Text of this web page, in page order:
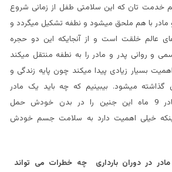
خدمت تان که این سلامتی طفل از زمانی شروع
با هم ملحق میشود و نطفه تشکیل میگردد و
عالم خلقت است و از آنجایکه این دو حجره
و روانی پدر و مادر را به نطفه منتقل میکند
بسیار زیادی پیدا میکند چون پایه زندگی و
میشود. بیبینیم که چه باید یک مادر
مخصوصآ بکند چون مادر 9 ماه این جنین را در بدن خودش حمل
خیلی اهمیت دارد به سلامت جسم خودش
در دوران بارداری چه خطرات می تواند